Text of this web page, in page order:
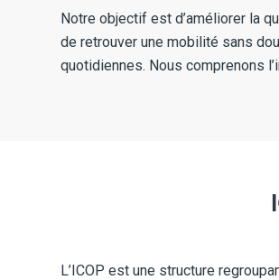
Notre objectif est d’améliorer la
de retrouver une mobilité sans
quotidiennes. Nous comprenons
L’ICOP est une structure